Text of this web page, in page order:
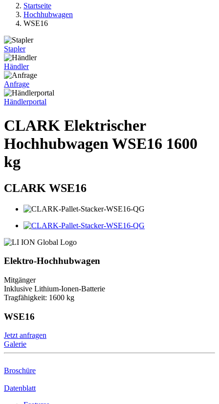
Startseite
Hochhubwagen
WSE16
Stapler
Händler
Anfrage
Händlerportal
CLARK Elektrischer
Hochhubwagen WSE16 1600
kg
CLARK WSE16
Elektro-Hochhubwagen
Mitgänger
Inklusive Lithium-Ionen-Batterie
Tragfähigkeit: 1600 kg
WSE16
Jetzt anfragen
Galerie
Broschüre
Datenblatt